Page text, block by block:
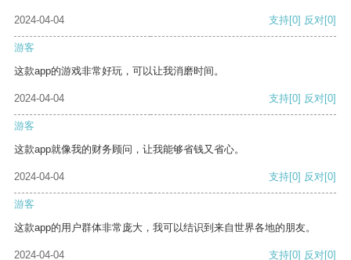
2024-04-04 支持[0] 反对[0]
游客
这款app的游戏非常好玩，可以让我消磨时间。
2024-04-04 支持[0] 反对[0]
游客
这款app就像我的财务顾问，让我能够省钱又省心。
2024-04-04 支持[0] 反对[0]
游客
这款app的用户群体非常庞大，我可以结识到来自世界各地的朋友。
2024-04-04 支持[0] 反对[0]